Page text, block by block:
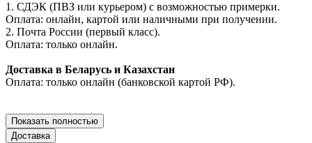
1. СДЭК (ПВЗ или курьером) с возможностью примерки.
Оплата: онлайн, картой или наличными при получении.
2. Почта России (первый класс).
Оплата: только онлайн.
Доставка в Беларусь и Казахстан
Оплата: только онлайн (банковской картой РФ).
Показать полностью
Доставка